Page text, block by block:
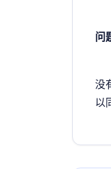
问
没
以